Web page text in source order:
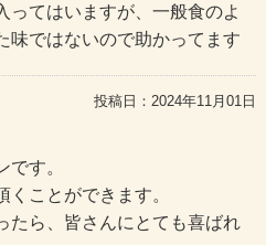
ってはいますが、一般食のよ
味ではないので助かってます
投稿日： 2024年11月01日
す。
ことができます。
たら、皆さんにとても喜ばれ